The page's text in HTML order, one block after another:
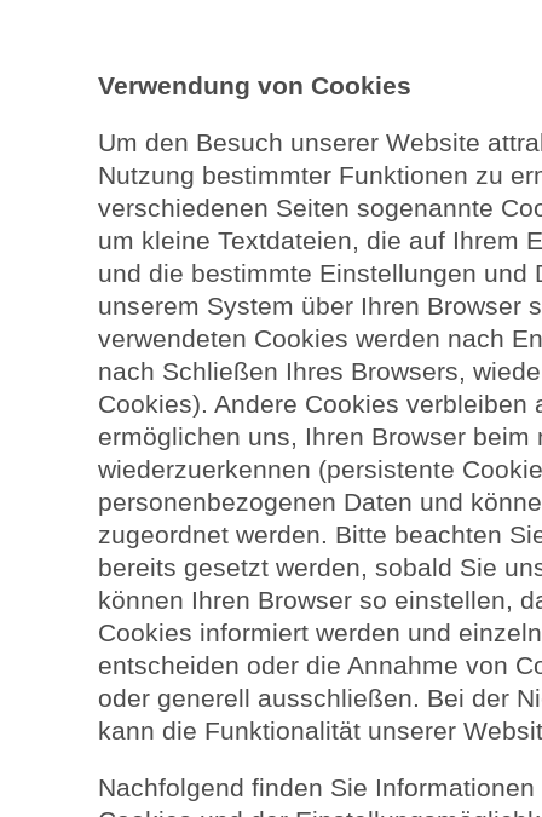
Verwendung von Cookies
Um den Besuch unserer Website
Nutzung bestimmter Funktionen zu
verschiedenen Seiten sogenannte
um kleine Textdateien, die auf Ihrem
und die bestimmte Einstellungen und
unserem System über Ihren Browser
verwendeten Cookies werden nach
nach Schließen Ihres Browsers,
Cookies). Andere Cookies verbleiben
ermöglichen uns, Ihren Browser beim
wiederzuerkennen (persistente
personenbezogenen Daten und
zugeordnet werden. Bitte beachten
bereits gesetzt werden, sobald Sie
können Ihren Browser so einstellen,
Cookies informiert werden und
entscheiden oder die Annahme von
oder generell ausschließen. Bei der
kann die Funktionalität unserer
Nachfolgend finden Sie